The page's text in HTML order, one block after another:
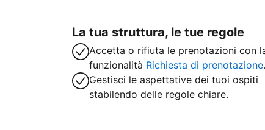
La tua struttura, le tue regole
Accetta o rifiuta le prenotazioni con
funzionalità Richiesta di prenotazione.
Gestisci le aspettative dei tuoi ospiti
stabilendo delle regole chiare.